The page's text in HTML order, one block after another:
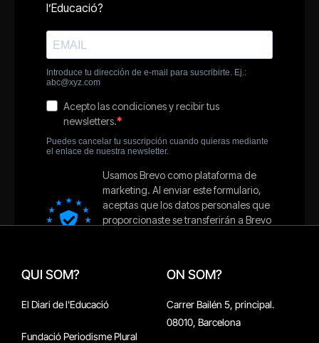
QUI SOM?
El Diari de l'Educació
Fundació Periodisme Plural
ON SOM?
Carrer Bailén 5, principal.
08010, Barcelona